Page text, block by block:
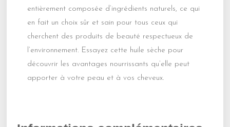
entièrement composée d’ingrédients naturels, ce qui
en fait un choix sûr et sain pour tous ceux qui
cherchent des produits de beauté respectueux de
l’environnement. Essayez cette huile sèche pour
découvrir les avantages nourrissants qu’elle peut
apporter à votre peau et à vos cheveux.